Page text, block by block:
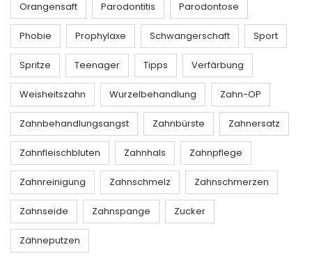
Orangensaft Parodontitis Parodontose
Phobie Prophylaxe Schwangerschaft Sport
Spritze Teenager Tipps Verfärbung
Weisheitszahn Wurzelbehandlung Zahn-OP
Zahnbehandlungsangst Zahnbürste Zahnersatz
Zahnfleischbluten Zahnhals Zahnpflege
Zahnreinigung Zahnschmelz Zahnschmerzen
Zahnseide Zahnspange Zucker
Zähneputzen